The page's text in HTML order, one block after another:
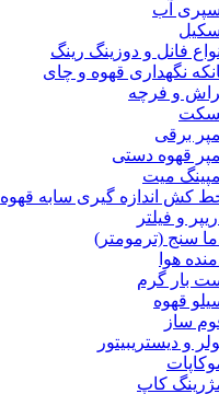
اسپری آب
اسکیل
انواع فانل و دوزینگ رینگ
نگهداری قهوه و چای
و فرچه
برقی
قهوه دستی
میت
کش اندازه گیری سابه قهوه
و فیلتر
سنج (ترمومتر)
هوا
بار گرم
قهوه
ساز
و دیستریبیتور
کاپ